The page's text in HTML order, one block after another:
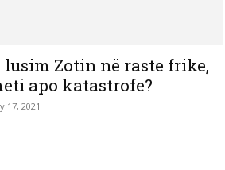
lusim Zotin në raste frike,
apo katastrofe?
17, 2021